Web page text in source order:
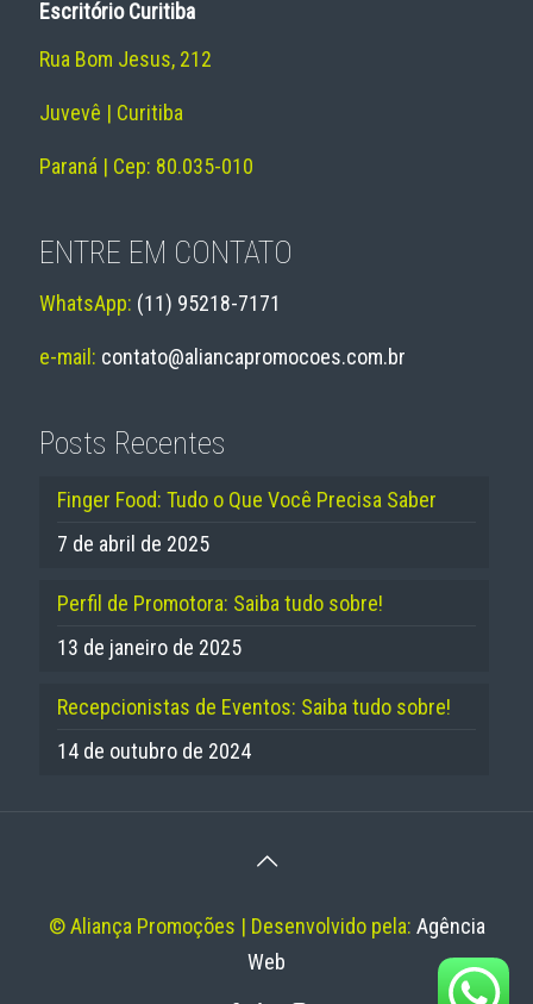
Escritório Curitiba
Rua Bom Jesus, 212
Juvevê | Curitiba
Paraná | Cep: 80.035-010
ENTRE EM CONTATO
WhatsApp: (11) 95218-7171
e-mail: contato@aliancapromocoes.com.br
Posts Recentes
Finger Food: Tudo o Que Você Precisa Saber
7 de abril de 2025
Perfil de Promotora: Saiba tudo sobre!
13 de janeiro de 2025
Recepcionistas de Eventos: Saiba tudo sobre!
14 de outubro de 2024
© Aliança Promoções | Desenvolvido pela: Agência
Web